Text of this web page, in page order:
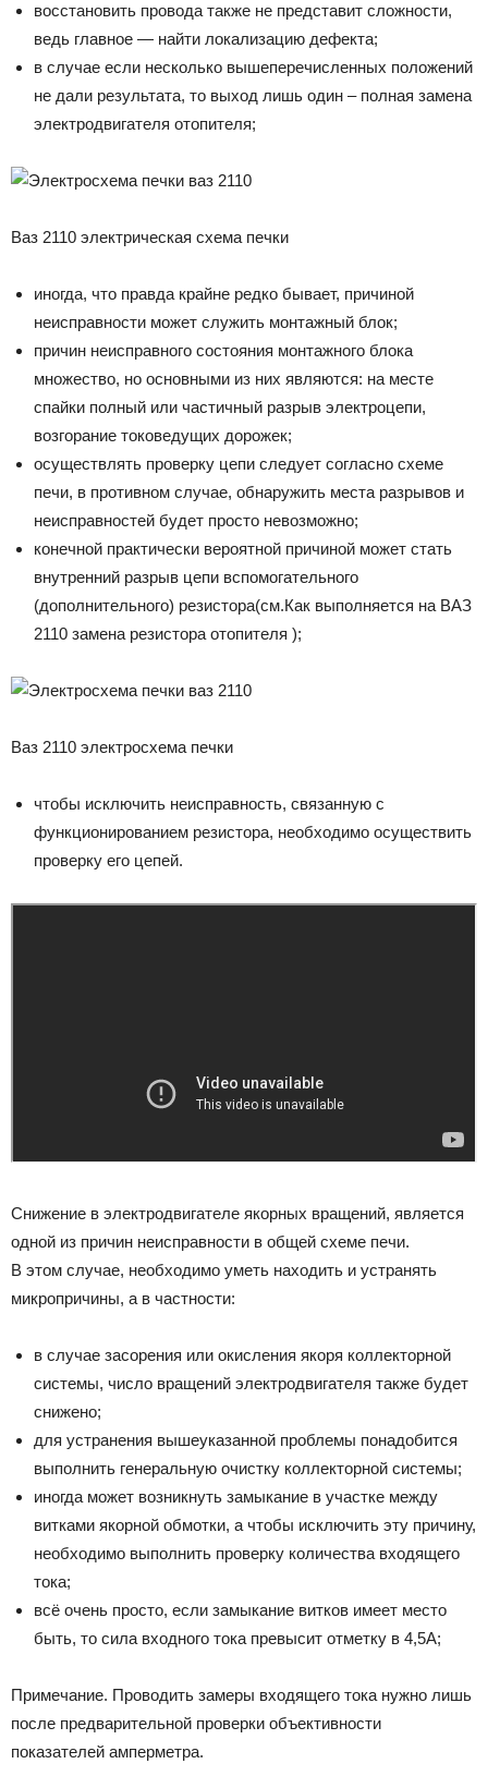
восстановить провода также не представит сложности,
ведь главное — найти локализацию дефекта;
в случае если несколько вышеперечисленных положений
не дали результата, то выход лишь один – полная замена
электродвигателя отопителя;
Ваз 2110 электрическая схема печки
иногда, что правда крайне редко бывает, причиной
неисправности может служить монтажный блок;
причин неисправного состояния монтажного блока
множество, но основными из них являются: на месте
спайки полный или частичный разрыв электроцепи,
возгорание токоведущих дорожек;
осуществлять проверку цепи следует согласно схеме
печи, в противном случае, обнаружить места разрывов и
неисправностей будет просто невозможно;
конечной практически вероятной причиной может стать
внутренний разрыв цепи вспомогательного
(дополнительного) резистора(см.Как выполняется на ВАЗ
2110 замена резистора отопителя );
Ваз 2110 электросхема печки
чтобы исключить неисправность, связанную с
функционированием резистора, необходимо осуществить
проверку его цепей.
Снижение в электродвигателе якорных вращений, является
одной из причин неисправности в общей схеме печи.
В этом случае, необходимо уметь находить и устранять
микропричины, а в частности:
в случае засорения или окисления якоря коллекторной
системы, число вращений электродвигателя также будет
снижено;
для устранения вышеуказанной проблемы понадобится
выполнить генеральную очистку коллекторной системы;
иногда может возникнуть замыкание в участке между
витками якорной обмотки, а чтобы исключить эту причину,
необходимо выполнить проверку количества входящего
тока;
всё очень просто, если замыкание витков имеет место
быть, то сила входного тока превысит отметку в 4,5А;
Примечание. Проводить замеры входящего тока нужно лишь
после предварительной проверки объективности
показателей амперметра.